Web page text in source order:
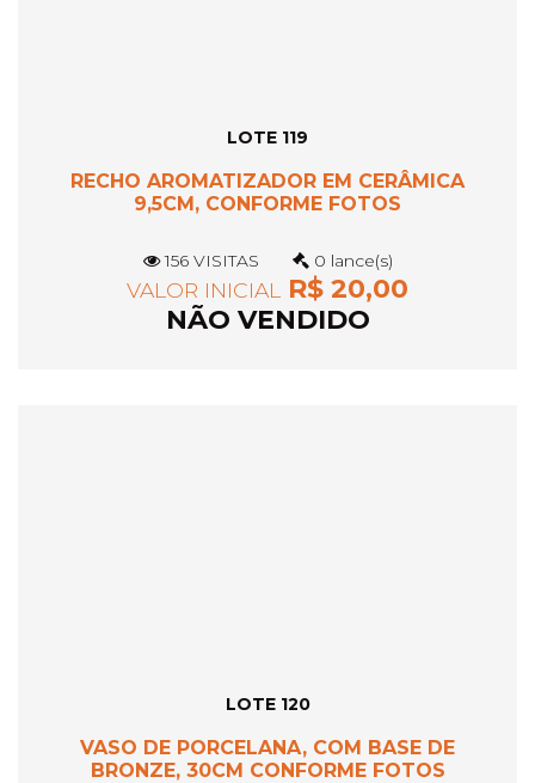
LOTE 119
RECHO AROMATIZADOR EM CERÂMICA
9,5CM, CONFORME FOTOS
156 VISITAS 0 lance(s)
VALOR INICIAL
R$ 20,00
NÃO VENDIDO
LOTE 120
VASO DE PORCELANA, COM BASE DE
BRONZE, 30CM CONFORME FOTOS